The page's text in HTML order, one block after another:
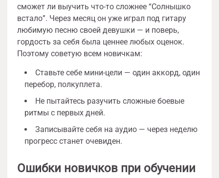
сможет ли выучить что-то сложнее “Солнышко
встало”. Через месяц он уже играл под гитару
любимую песню своей девушки — и поверь,
гордость за себя была ценнее любых оценок.
Поэтому советую всем новичкам:
Ставьте себе мини-цели — один аккорд, один
перебор, полкуплета.
Не пытайтесь разучить сложные боевые
ритмы с первых дней.
Записывайте себя на аудио — через неделю
прогресс станет очевиден.
Ошибки новичков при обучении